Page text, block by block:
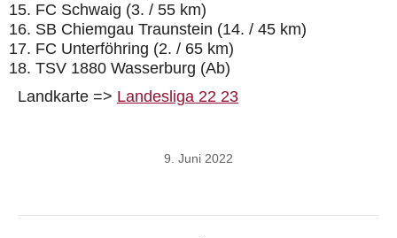
FC Schwaig (3. / 55 km)
SB Chiemgau Traunstein (14. / 45 km)
FC Unterföhring (2. / 65 km)
TSV 1880 Wasserburg (Ab)
Landkarte => Landesliga 22 23
9. Juni 2022